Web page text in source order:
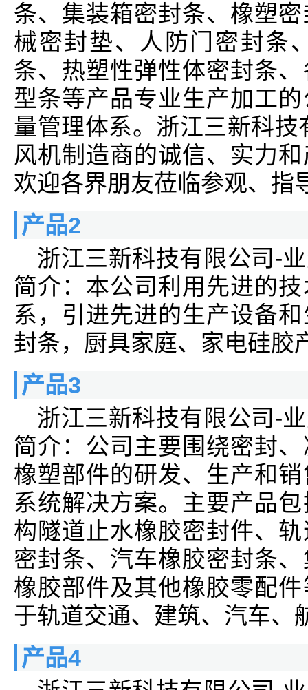
条、集装箱密封条、橡塑
械密封垫、人防门密封条
条、热塑性弹性体密封条
型条等产品专业生产加工
量管理体系。浙江三新科
风机制造商的诚信、实力
欢迎各界朋友莅临参观、指
产品2
浙江三新科技有限公司-
简介：本公司利用先进的
系，引进先进的生产设备
封条，厨具家庭、家电硅胶
产品3
浙江三新科技有限公司-
简介：公司主要围绕密封
橡塑部件的研发、生产和
系统解决方案。主要产品
构隧道止水橡胶密封件、
密封条、汽车橡胶密封条
橡胶部件及其他橡胶零配
于轨道交通、建筑、汽车、
产品4